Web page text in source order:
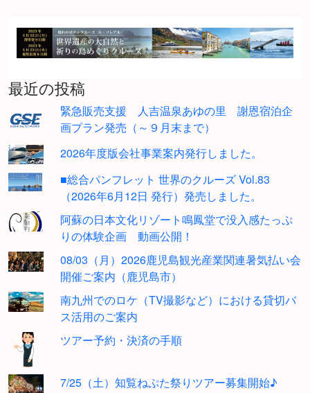
最近の投稿
緊急販売支援 人吉温泉あゆの里 謝恩宿泊企
画プラン発売（～９月末まで）
2026年度版会社事業案内発行しました。
■総合パンフレット 世界のクルーズ Vol.83
（2026年6月12日 発行）発売しました。
阿蘇の日本文化リゾート鳴鳳堂で没入感たっぷ
りの体験企画 動画公開！
08/03（月）2026鹿児島観光産業関連暑気払い会
開催ご案内（鹿児島市）
南九州でのロケ（TV撮影など）における貸切バ
ス活用のご案内
ツアー予約・決済の手順
7/25（土）知覧ねぷた祭りツアー募集開始♪